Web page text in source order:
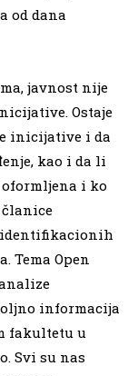
od dana
javnost nije
Ostaje
inicijative i da
kao i da li
i ko
identifikacionih
Tema Open
informacija
fakultetu u
Svi su nas